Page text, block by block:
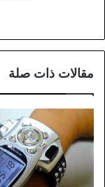
مقالات ذات صلة